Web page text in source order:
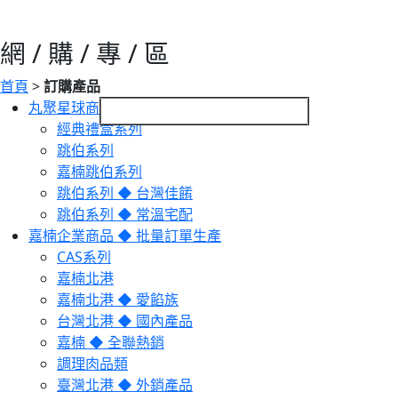
網 / 購 / 專 / 區
首頁 >訂購產品
丸聚星球商品 ◆ 宅配服務
經典禮盒系列
跳伯系列
嘉楠跳伯系列
跳伯系列 ◆ 台灣佳餚
跳伯系列 ◆ 常溫宅配
嘉楠企業商品 ◆ 批量訂單生產
CAS系列
嘉楠北港
嘉楠北港 ◆ 愛餡族
台灣北港 ◆ 國內產品
嘉楠 ◆ 全聯熱銷
調理肉品類
臺灣北港 ◆ 外銷產品